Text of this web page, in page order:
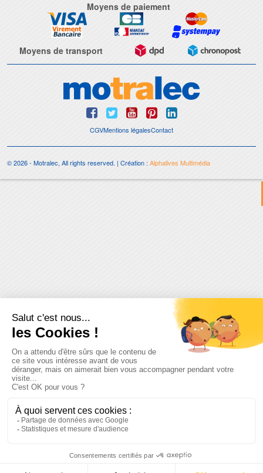
Moyens de paiement
Moyens de transport
CGVMentions légalesContact
© 2026 - Motralec, All rights reserved. | Création :Alphalives Multimédia